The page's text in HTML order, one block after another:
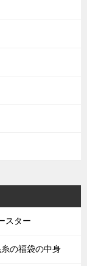
スター
の福袋の中身